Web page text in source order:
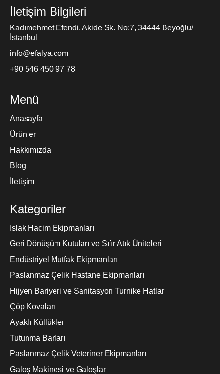
İletişim Bilgileri
Kadımehmet Efendi, Akide Sk. No:7, 34444 Beyoğlu/
İstanbul
info@efalya.com
+90 546 450 97 78
Menü
Anasayfa
Ürünler
Hakkımızda
Blog
İletişim
Kategoriler
Islak Hacim Ekipmanları
Geri Dönüşüm Kutuları ve Sıfır Atık Üniteleri
Endüstriyel Mutfak Ekipmanları
Paslanmaz Çelik Hastane Ekipmanları
Hijyen Bariyeri ve Sanitasyon Turnike Hatları
Çöp Kovaları
Ayaklı Küllükler
Tutunma Barları
Paslanmaz Çelik Veteriner Ekipmanları
Galoş Makinesi ve Galoşlar